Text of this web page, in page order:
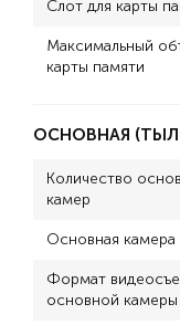
Слот для карты
Максимальный
карты памяти
ОСНОВНАЯ
Количество
камер
Основная камера
Формат
основной камеры